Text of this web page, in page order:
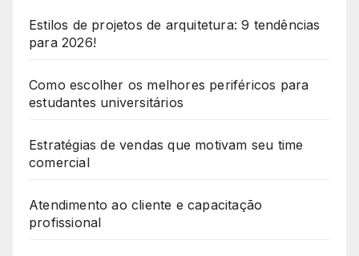
Estilos de projetos de arquitetura: 9 tendências
para 2026!
Como escolher os melhores periféricos para
estudantes universitários
Estratégias de vendas que motivam seu time
comercial
Atendimento ao cliente e capacitação
profissional